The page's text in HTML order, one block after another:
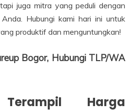
juga mitra yang peduli dengan
Hubungi kami hari ini untuk
produktif dan menguntungkan!
Bogor, Hubungi TLP/WA
Harga